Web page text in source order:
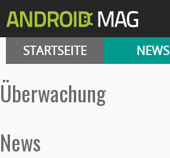
STARTSEITE NEWS
überwachung
News